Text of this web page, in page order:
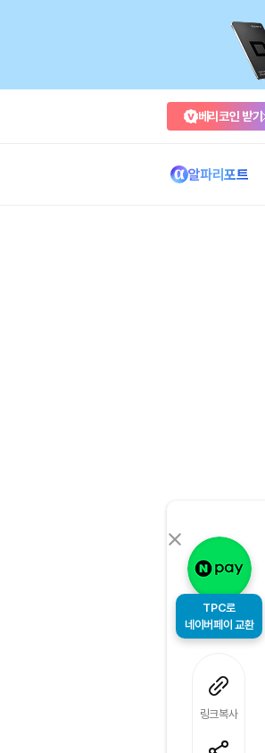
베리코인 받기
알파리포트
TPC로
네이버페이 교환
링크복사